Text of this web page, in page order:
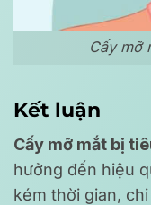
Cấy mỡ
Kết luận
Cấy mỡ mắt bị
hưởng đến hiệu
kém thời gian,